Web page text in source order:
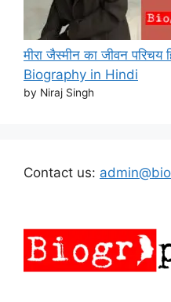
मीरा जैस्मीन का जीवन
Biography in Hindi
by Niraj Singh
Contact us: